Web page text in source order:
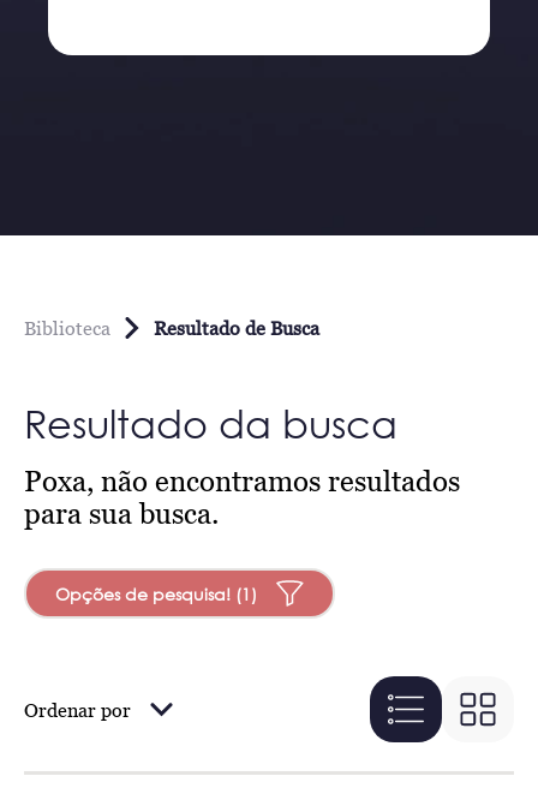
Biblioteca Resultado de Busca
Resultado da busca
Poxa, não encontramos resultados
para sua busca.
Opções de pesquisa! (1)
Ordenar por